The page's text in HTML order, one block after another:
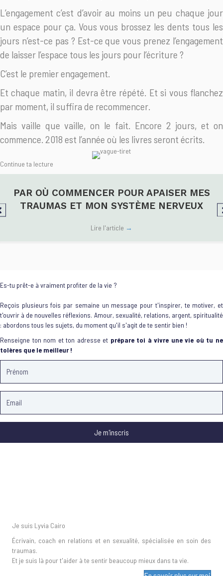
L’engagement c’est d’avoir au moins un peu chaque jour
un espace pour ça. Vous vous brossez les dents tous les
jours n’est-ce pas ? Est-ce que vous prenez l’engagement
de laisser l’espace tous les jours pour l’écriture ?
C’est le premier engagement.
Et chaque matin, il devra être répété. Et si vous flanchez
par moment, il suffira de recommencer.
Mais vaille que vaille, on le fait. Encore 2 jours, et on
commence. 2018 est l’année où les livres seront écrits.
Continue ta lecture
PAR OÙ COMMENCER POUR APAISER MES
TRAUMAS ET MON SYSTÈME NERVEUX
Lire l'article →
Es-tu prêt-e à vraiment profiter de la vie ?
Reçois plusieurs fois par semaine un message pour t'inspirer, te motiver, et
t'ouvrir à de nouvelles réflexions. Amour, sexualité, relations, argent, spiritualité
: abordons tous les sujets, du moment qu'il s'agit de te sentir bien !
Renseigne ton nom et ton adresse et prépare toi à vivre une vie où tu ne
tolères que le meilleur !
Je m'inscris
Je suis Lyvia Cairo
Écrivain, coach en relations et en sexualité, spécialisée en soin des
traumas.
Et je suis là pour t'aider à te sentir beaucoup mieux dans ta vie.